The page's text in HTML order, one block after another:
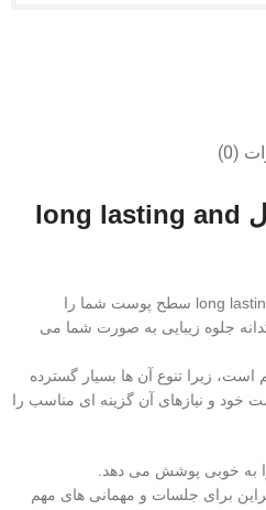
(0)
کرم پودر کالیستا مدل long lasting and
کرم پودر کالیستا مدل long lasting and matt سطح پوست شما را
جلوه زیبایی به صورت شما می‌
زیرا تنوع آن‌ ها بسیار گسترده
خود و نیازهای آن گزینه‌ ای مناسب را
به خوبی پوشش می‌ دهد.
برای جلسات و مهمانی‌ های مهم